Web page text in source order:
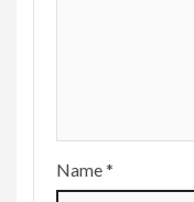
Name*